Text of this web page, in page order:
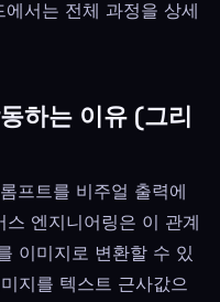
서는 전체 과정을 상세
하는 이유 (그리
프트를 비주얼 출력에
엔지니어링은 이 관계
이미지로 변환할 수 있
지를 텍스트 근사값으